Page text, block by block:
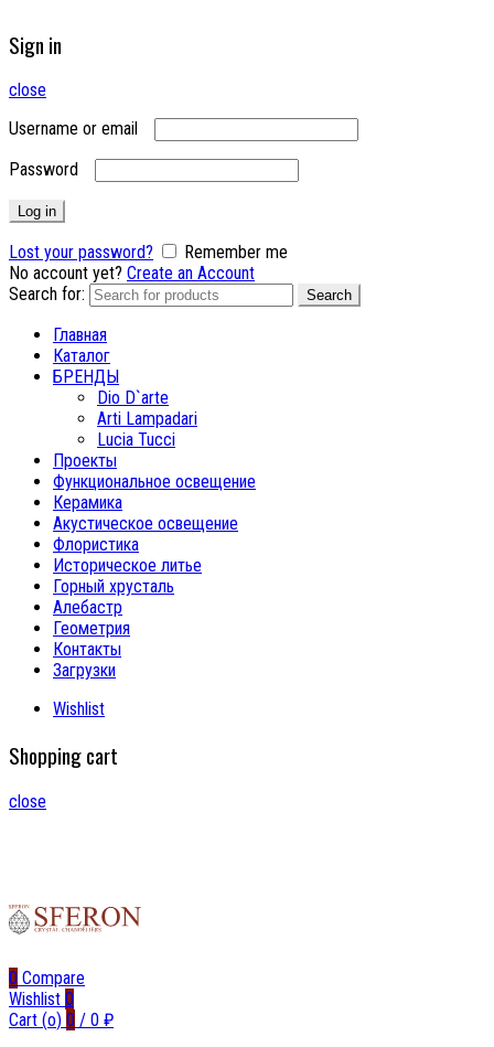
Sign in
close
Username or email
Password
Log in
Lost your password?
Remember me
No account yet? Create an Account
Search for:
Search
Главная
Каталог
БРЕНДЫ
Dio D`arte
Arti Lampadari
Lucia Tucci
Проекты
Функциональное освещение
Керамика
Акустическое освещение
Флористика
Историческое литье
Горный хрусталь
Алебастр
Геометрия
Контакты
Загрузки
Wishlist
Shopping cart
close
0 Compare
Wishlist 0
Cart (o) 0 / 0 ₽